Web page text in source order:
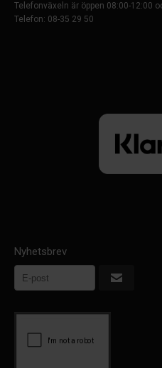
Telefonväxeln är öppen 08:00-12:00
Telefon: 08-35 29 50
Nyhetsbrev